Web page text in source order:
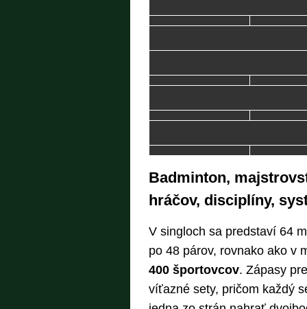
Badminton,
hráčov, disciplíny,
V singloch sa predstaví 64
po 48 párov, rovnako ako v
400 športovcov. Zápasy
víťazné sety, pričom každý